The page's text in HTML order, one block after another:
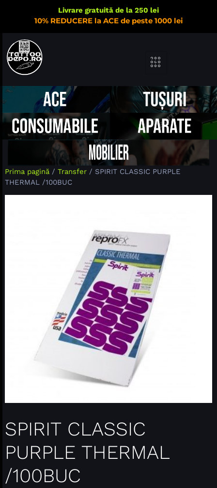
Livrare gratuită de la 250 lei
10% REDUCERE la ACE de peste 1000 lei
Prima pagină / Transfer / SPIRIT CLASSIC PURPLE
THERMAL /100BUC
SPIRIT CLASSIC
PURPLE THERMAL
/100BUC